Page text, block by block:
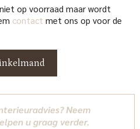
op voorraad maar wordt
contact met ons op voor de
Neem
u graag verder.